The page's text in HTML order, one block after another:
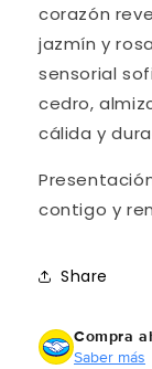
corazón
jazmín y
sensorial
cedro,
cálida y
contigo y
Share
Compra
Saber más